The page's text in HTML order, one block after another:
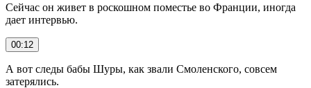
Сейчас он живет в роскошном поместье во Франции, иногда
дает интервью.
00:12
А вот следы бабы Шуры, как звали Смоленского, совсем
затерялись.